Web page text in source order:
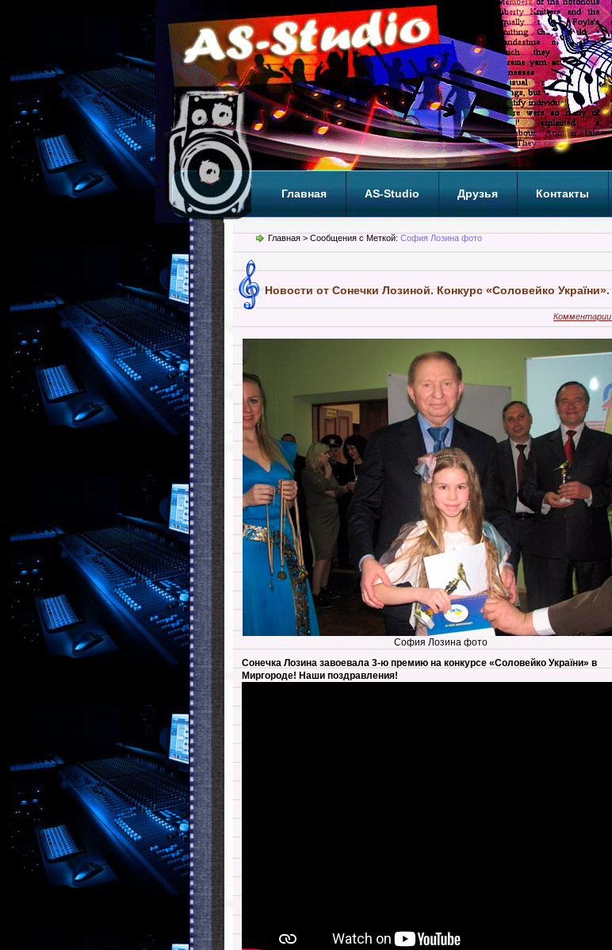
Главная AS-Studio Друзья Контакты
Теги ТОП
Главная > Сообщения с Меткой: София Лозина фото
Новости от Сонечки Лозиной. Конкурс «Соловейко України».
Комментарии
София Лозина фото
Сонечка Лозина завоевала 3-ю премию на конкурсе «Соловейко України» в
Миргороде! Наши поздравления!